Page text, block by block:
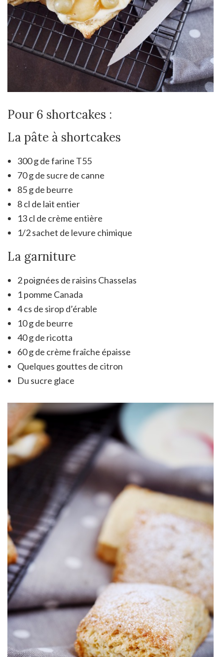
Pour 6 shortcakes :
La pâte à shortcakes
300 g de farine T55
70 g de sucre de canne
85 g de beurre
8 cl de lait entier
13 cl de crème entière
1/2 sachet de levure chimique
La garniture
2 poignées de raisins Chasselas
1 pomme Canada
4 cs de sirop d’érable
10 g de beurre
40 g de ricotta
60 g de crème fraîche épaisse
Quelques gouttes de citron
Du sucre glace